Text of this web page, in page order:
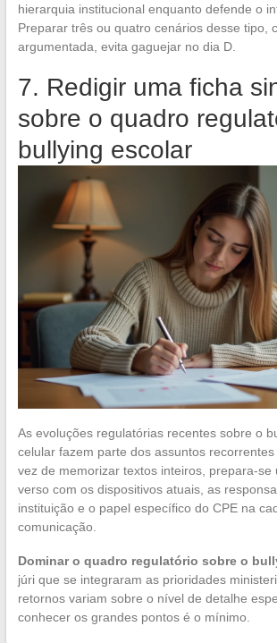
hierarquia institucional enquanto defende o
Preparar três ou quatro cenários desse tipo,
argumentada, evita gaguejar no dia D.
7. Redigir uma ficha
sobre o quadro
bullying escolar
As evoluções regulatórias recentes sobre o
celular fazem parte dos assuntos
vez de memorizar textos inteiros, prepara-se
verso com os dispositivos atuais, as
instituição e o papel específico do CPE na
comunicação.
Dominar o quadro regulatório sobre o
júri que se integraram as prioridades
retornos variam sobre o nível de detalhe
conhecer os grandes pontos é o mínimo.